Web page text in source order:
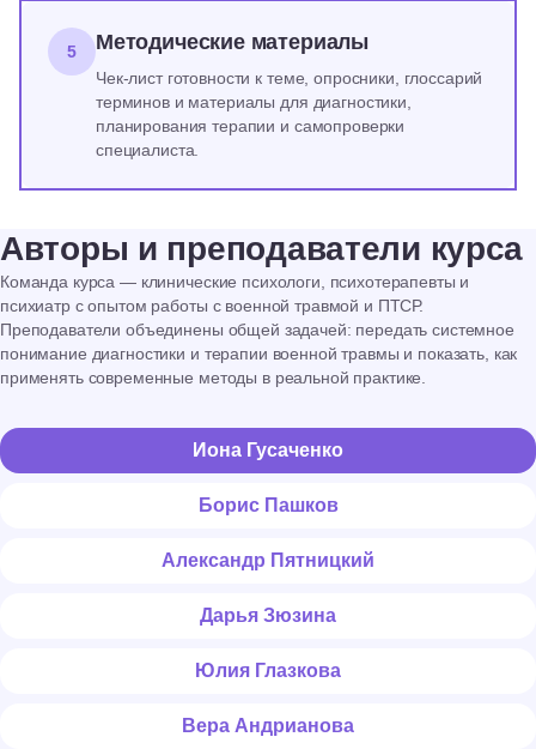
5 Методические материалы
Чек-лист готовности к теме, опросники, глоссарий
терминов и материалы для диагностики,
планирования терапии и самопроверки
специалиста.
Авторы и преподаватели курса
Команда курса — клинические психологи, психотерапевты и
психиатр с опытом работы с военной травмой и ПТСР.
Преподаватели объединены общей задачей: передать системное
понимание диагностики и терапии военной травмы и показать, как
применять современные методы в реальной практике.
Иона Гусаченко
Борис Пашков
Александр Пятницкий
Дарья Зюзина
Юлия Глазкова
Вера Андрианова